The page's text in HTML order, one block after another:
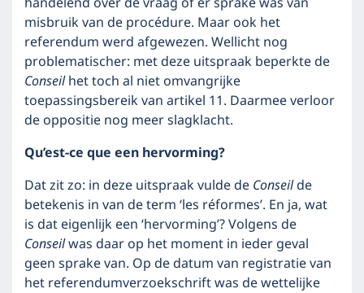
misbruik van de procédure. Maar ook het
referendum werd afgewezen. Wellicht nog
problematischer: met deze uitspraak beperkte de
Conseilhet toch al niet omvangrijke
toepassingsbereik van artikel 11. Daarmee verloor
de oppositie nog meer slagklacht.
Qu’est-ce que een hervorming?
Dat zit zo: in deze uitspraak vulde deConseilde
betekenis in van de term ‘les réformes’. En ja, wat
is dat eigenlijk een ‘hervorming’? Volgens de
Conseilwas daar op het moment in ieder geval
geen sprake van. Op de datum van registratie van
het referendumverzoekschrift was de wettelijke